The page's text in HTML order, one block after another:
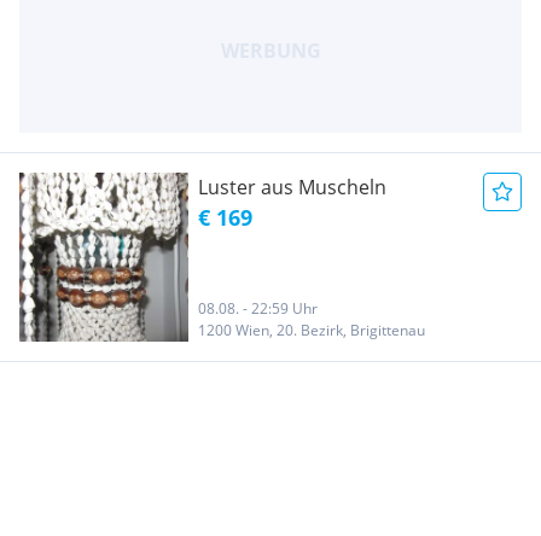
Luster aus Muscheln
€ 169
08.08. - 22:59 Uhr
1200 Wien, 20. Bezirk, Brigittenau